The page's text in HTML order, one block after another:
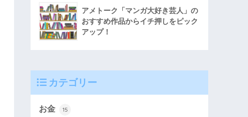
アメトーク「マンガ大好き芸人」の
おすすめ作品からイチ押しをピック
アップ！
カテゴリー
お金 15